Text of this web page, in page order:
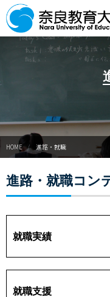
本学で学び
在学生の方
卒業生・修
自治体・企
一般・地域
入試情報
HOME 進路・就職
進路・就職コン
就職実績
就職支援